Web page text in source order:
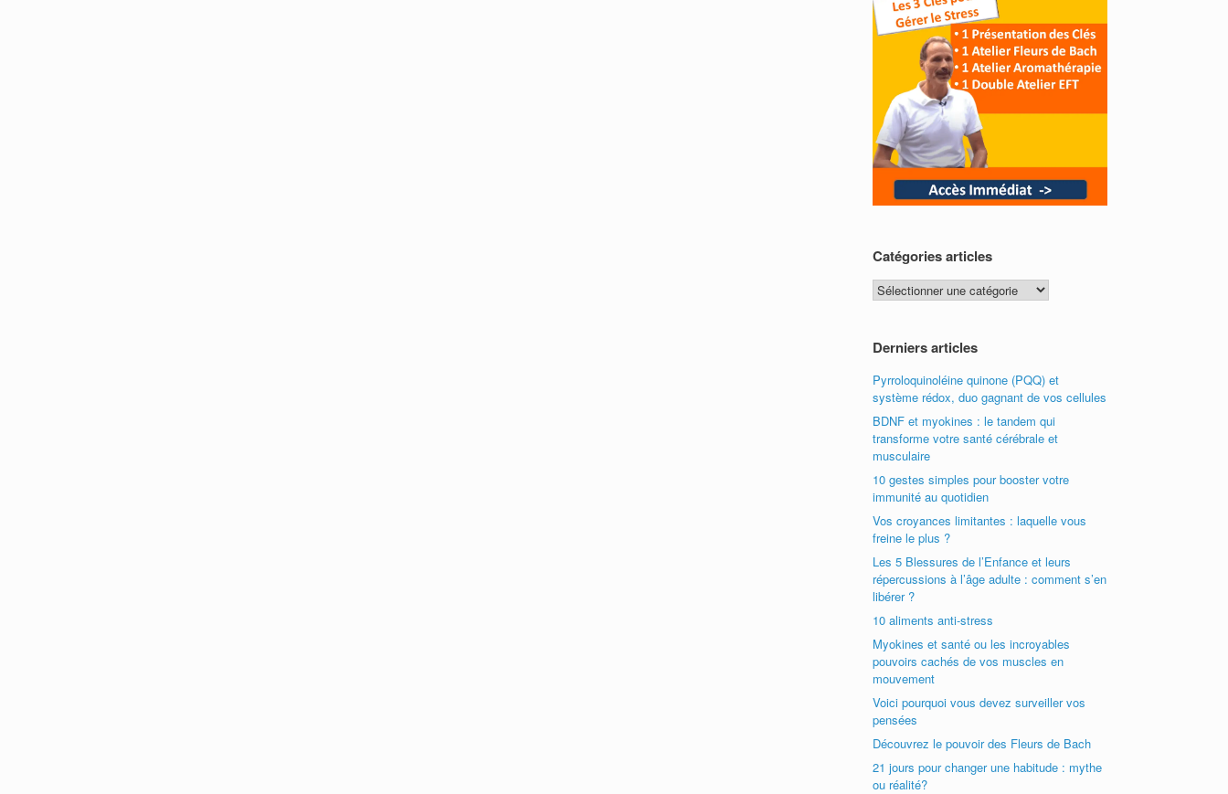
Catégories articles
Catégories
articles
Derniers articles
Pyrroloquinoléine quinone (PQQ) et
système rédox, duo gagnant de vos cellules
BDNF et myokines : le tandem qui
transforme votre santé cérébrale et
musculaire
10 gestes simples pour booster votre
immunité au quotidien
Vos croyances limitantes : laquelle vous
freine le plus ?
Les 5 Blessures de l’Enfance et leurs
répercussions à l’âge adulte : comment s’en
libérer ?
10 aliments anti-stress
Myokines et santé ou les incroyables
pouvoirs cachés de vos muscles en
mouvement
Voici pourquoi vous devez surveiller vos
pensées
Découvrez le pouvoir des Fleurs de Bach
21 jours pour changer une habitude : mythe
ou réalité?